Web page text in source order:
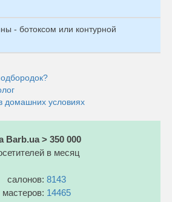
- ботоксом или контурной
домашних условиях
Barb.ua > 350 000
в месяц
салонов: 8143
мастеров: 14465